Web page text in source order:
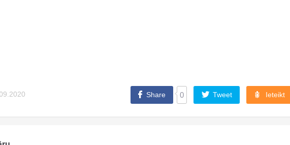
Share 0 Tweet Ieteikt